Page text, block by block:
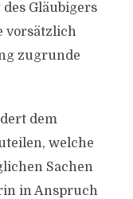
Gläubigers
vorsätzlich
zugrunde
dem
welche
Sachen
in Anspruch